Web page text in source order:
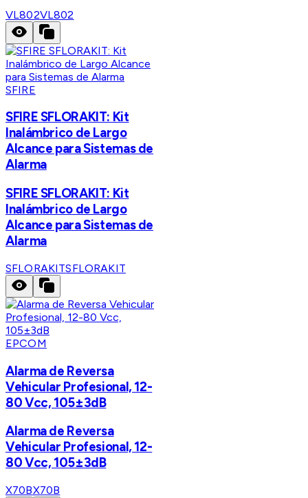
VL802VL802
SFIRE
SFIRE SFLORAKIT: Kit
Inalámbrico de Largo
Alcance para Sistemas de
Alarma
SFIRE SFLORAKIT: Kit
Inalámbrico de Largo
Alcance para Sistemas de
Alarma
SFLORAKITSFLORAKIT
EPCOM
Alarma de Reversa
Vehicular Profesional, 12-
80 Vcc, 105±3dB
Alarma de Reversa
Vehicular Profesional, 12-
80 Vcc, 105±3dB
X70BX70B